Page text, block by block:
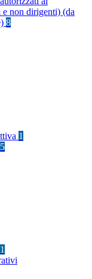
non dirigenti) (da
8
1
5
1